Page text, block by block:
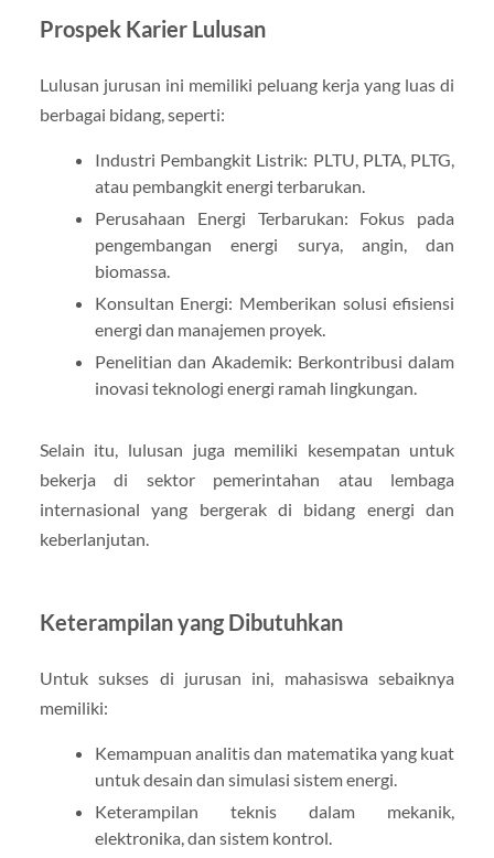
Prospek Karier Lulusan
Lulusan jurusan ini memiliki peluang kerja yang luas di
berbagai bidang, seperti:
Industri Pembangkit Listrik: PLTU, PLTA, PLTG,
atau pembangkit energi terbarukan.
Perusahaan Energi Terbarukan: Fokus pada
pengembangan energi surya, angin, dan
biomassa.
Konsultan Energi: Memberikan solusi efisiensi
energi dan manajemen proyek.
Penelitian dan Akademik: Berkontribusi dalam
inovasi teknologi energi ramah lingkungan.
Selain itu, lulusan juga memiliki kesempatan untuk
bekerja di sektor pemerintahan atau lembaga
internasional yang bergerak di bidang energi dan
keberlanjutan.
Keterampilan yang Dibutuhkan
Untuk sukses di jurusan ini, mahasiswa sebaiknya
memiliki:
Kemampuan analitis dan matematika yang kuat
untuk desain dan simulasi sistem energi.
Keterampilan teknis dalam mekanik,
elektronika, dan sistem kontrol.